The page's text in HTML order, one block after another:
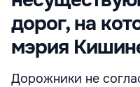
дорог, на
мэрия
Дорожники не